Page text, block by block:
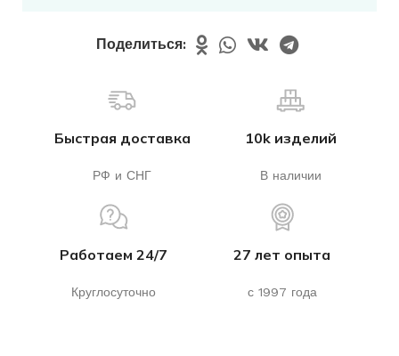
Поделиться:
Быстрая доставка
РФ и СНГ
10k изделий
В наличии
Работаем 24/7
Круглосуточно
27 лет опыта
с 1997 года